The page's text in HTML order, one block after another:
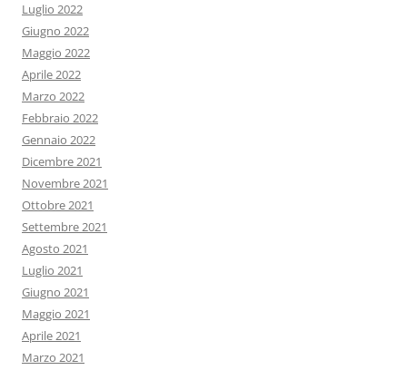
Luglio 2022
Giugno 2022
Maggio 2022
Aprile 2022
Marzo 2022
Febbraio 2022
Gennaio 2022
Dicembre 2021
Novembre 2021
Ottobre 2021
Settembre 2021
Agosto 2021
Luglio 2021
Giugno 2021
Maggio 2021
Aprile 2021
Marzo 2021